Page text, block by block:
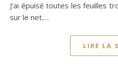
J’ai épuisé toutes les feuilles
sur le net.…
LIRE LA